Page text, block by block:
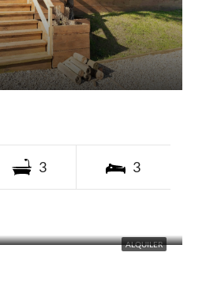
3 3
ALQUILER